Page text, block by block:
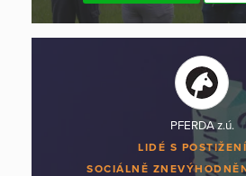
PFERDA z.ú.
LIDÉ S
SOCIÁLNĚ